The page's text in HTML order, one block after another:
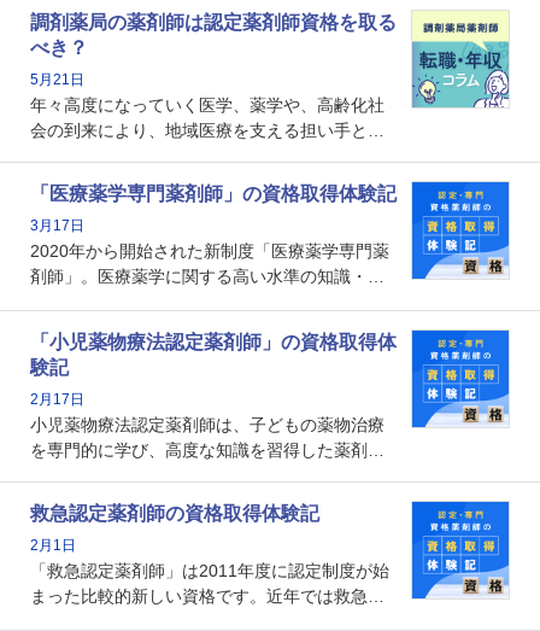
という声を聞いたことがあるかもしれません。
本記事では、認定薬剤師が「意味ない」といわ
れる理由や、取得するメリット、年収・キャリ
アへの影響を解説します。
調剤薬局の薬剤師は認定薬剤師資格を取る
べき？
5月21日
年々高度になっていく医学、薬学や、高齢化社
会の到来により、地域医療を支える担い手とし
で、重要度が増しているのが認定薬剤師という
資格です。認定薬剤師とはいったいどんな資格
なのでしょうか。それを取得するとどのような
メリットがあるのでしょうか。
「医療薬学専門薬剤師」の資格取得体験記
3月17日
2020年から開始された新制度「医療薬学専門薬
剤師」。医療薬学に関する高い水準の知識・技
となります。取得要件は多岐に渡り、審査も複
数回ありますが、患者さんに対して一定の能力
の証明になる資格と言えます。
「小児薬物療法認定薬剤師」の資格取得体
験記
2月17日
小児薬物療法認定薬剤師は、子どもの薬物治療
を専門的に学び、高度な知識を習得した薬剤師
や、特有の疾患、心理状況を理解し、専門性を
深めることで、子どもとその保護者に寄り添え
る存在です。今回はそんな小児薬物療法認定薬
剤師の取得体験記をご紹介します。
救急認定薬剤師の資格取得体験記
2月1日
「救急認定薬剤師」は2011年度に認定制度が始
まった比較的新しい資格です。近年では救急病